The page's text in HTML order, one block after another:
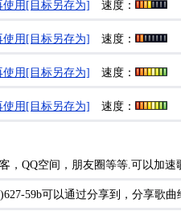
使用[目标另存为] 速度：
使用[目标另存为] 速度：
使用[目标另存为] 速度：
使用[目标另存为] 速度：
，QQ空间，朋友圈等等.可以加速
59b可以通过分享到，分享歌